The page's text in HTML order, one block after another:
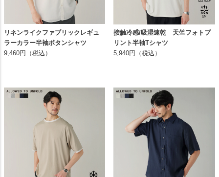
リネンライクファブリックレギュ
ラーカラー半袖ボタンシャツ
9,460円（税込）
接触冷感/吸湿速乾 天竺フォトプ
リント半袖Tシャツ
5,940円（税込）